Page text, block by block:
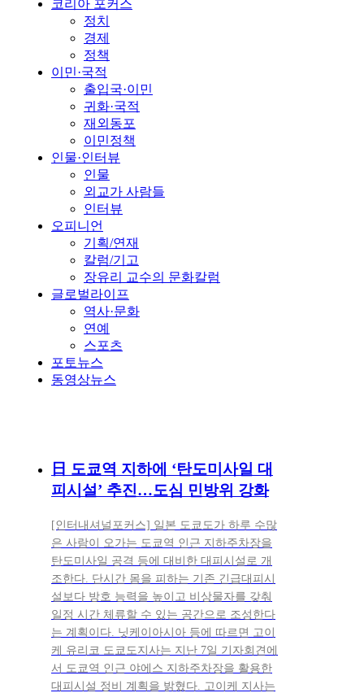
코리아 포커스
정치
경제
정책
이민·국적
출입국·이민
귀화·국적
재외동포
이민정책
인물·인터뷰
인물
외교가 사람들
인터뷰
오피니언
기획/연재
칼럼/기고
장유리 교수의 문화칼럼
글로벌라이프
역사·문화
연예
스포츠
포토뉴스
동영상뉴스
日 도쿄역 지하에 ‘탄도미사일 대
피시설’ 추진…도심 민방위 강화
[인터내셔널포커스] 일본 도쿄도가 하루 수많
은 사람이 오가는 도쿄역 인근 지하주차장을
탄도미사일 공격 등에 대비한 대피시설로 개
조한다. 단시간 몸을 피하는 기존 긴급대피시
설보다 방호 능력을 높이고 비상물자를 갖춰
일정 시간 체류할 수 있는 공간으로 조성한다
는 계획이다. 닛케이아시아 등에 따르면 고이
케 유리코 도쿄도지사는 지난 7일 기자회견에
서 도쿄역 인근 야에스 지하주차장을 활용한
대피시설 정비 계획을 밝혔다. 고이케 지사는